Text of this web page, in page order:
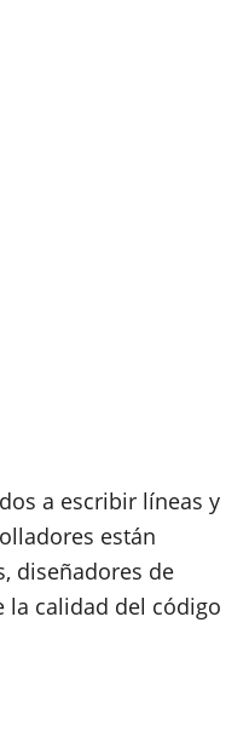
a escribir líneas y
están
diseñadores de
la calidad del código